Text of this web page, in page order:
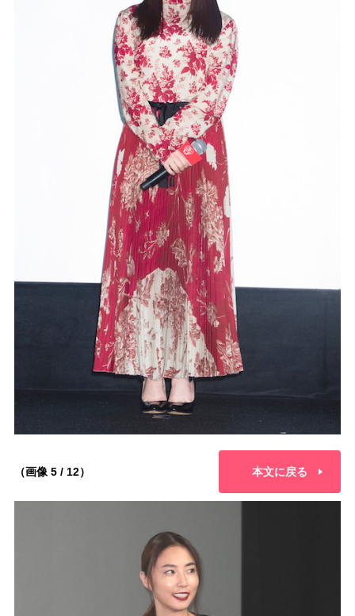
（画像 5 / 12） 本文に戻る